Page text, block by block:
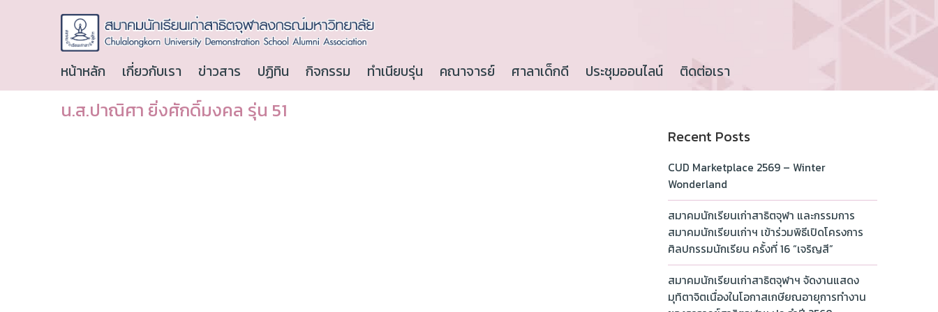
หน้าหลัก เกี่ยวกับเรา ข่าวสาร ปฏิทิน กิจกรรม ทำเนียบรุ่น คณาจารย์ ศาลาเด็กดี ประชุมออนไลน์ ติดต่อเรา
น.ส.ปาณิศา ยิ่งศักดิ์มงคล รุ่น 51
Recent Posts
CUD Marketplace 2569 – Winter
Wonderland
สมาคมนักเรียนเก่าสาธิตจุฬา และกรรมการ
สมาคมนักเรียนเก่าฯ เข้าร่วมพิธีเปิดโครงการ
ศิลปกรรมนักเรียน ครั้งที่ 16 “เจริญสี”
สมาคมนักเรียนเก่าสาธิตจุฬาฯ จัดงานแสดง
มุทิตาจิตเนื่องในโอกาสเกษียณอายุการทำงาน